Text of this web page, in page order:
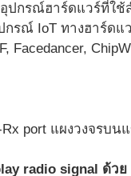
ปกรณ์ฮาร์ดแวร์ที่ใช้
กรณ์ IoT ทางฮาร์ดแ
Facedancer,
port แผงวงจรบน
radio signal ด้ว